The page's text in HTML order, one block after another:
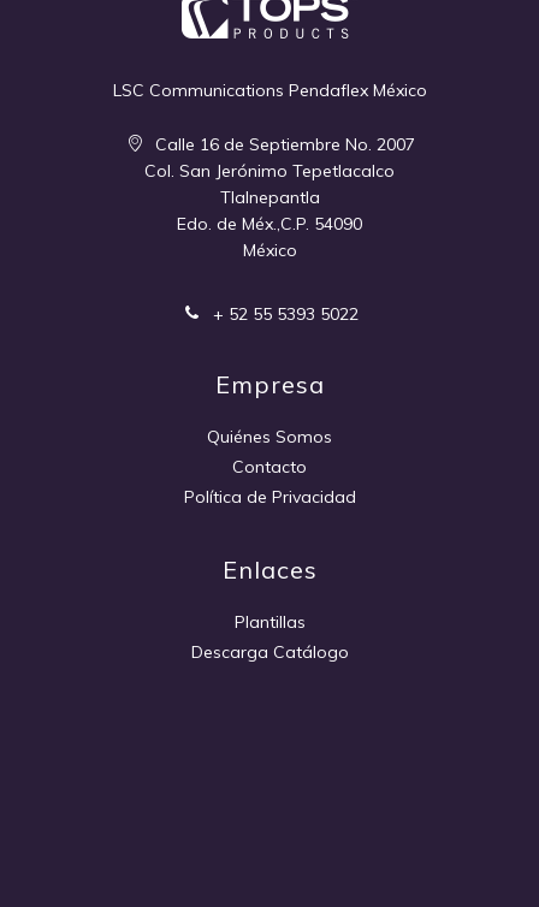
LSC Communications Pendaflex México
Calle 16 de Septiembre No. 2007
Col. San Jerónimo Tepetlacalco
Tlalnepantla
Edo. de Méx.,C.P. 54090
México
+ 52 55 5393 5022
Empresa
Quiénes Somos
Contacto
Política de Privacidad
Enlaces
Plantillas
Descarga Catálogo